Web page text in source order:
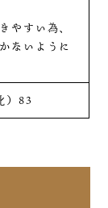
やすい為、
ないように
）83